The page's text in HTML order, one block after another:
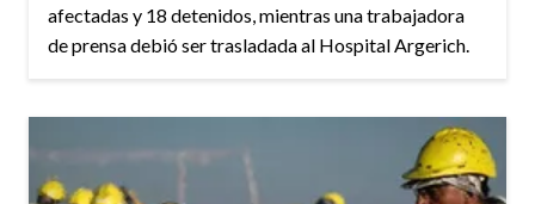
afectadas y 18 detenidos, mientras una trabajadora
de prensa debió ser trasladada al Hospital Argerich.